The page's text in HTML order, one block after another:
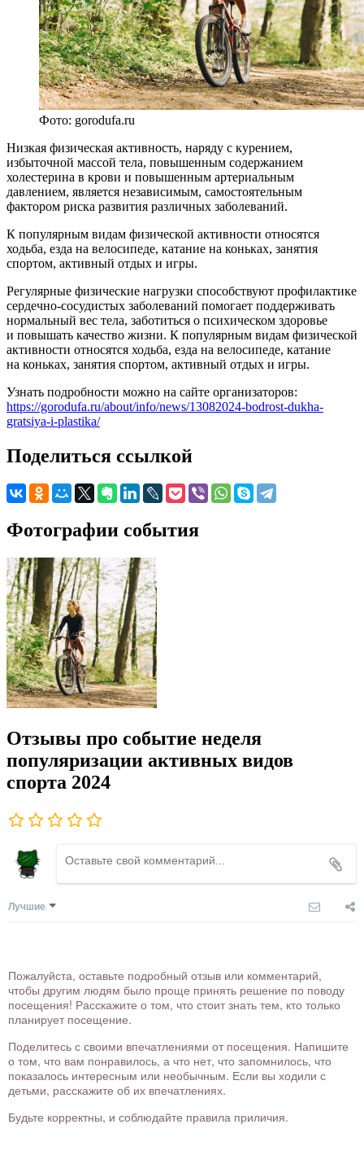
Фото: gorodufa.ru
Низкая физическая активность, наряду с курением,
избыточной массой тела, повышенным содержанием
холестерина в крови и повышенным артериальным
давлением, является независимым, самостоятельным
фактором риска развития различных заболеваний.
К популярным видам физической активности относятся
ходьба, езда на велосипеде, катание на коньках, занятия
спортом, активный отдых и игры.
Регулярные физические нагрузки способствуют профилактике
сердечно-сосудистых заболеваний помогает поддерживать
нормальный вес тела, заботиться о психическом здоровье
и повышать качество жизни. К популярным видам физической
активности относятся ходьба, езда на велосипеде, катание
на коньках, занятия спортом, активный отдых и игры.
Узнать подробности можно на сайте организаторов:
https://gorodufa.ru/about/info/news/13082024-bodrost-dukha-
gratsiya-i-plastika/
Поделиться ссылкой
Фотографии события
Отзывы про событие неделя
популяризации активных видов
спорта 2024
Лучшие
Пожалуйста, оставьте подробный отзыв или комментарий,
чтобы другим людям было проще принять решение по поводу
посещения! Расскажите о том, что стоит знать тем, кто только
планирует посещение.
Поделитесь с своими впечатлениями от посещения. Напишите
о том, что вам понравилось, а что нет, что запомнилось, что
показалось интересным или необычным. Если вы ходили с
детьми, расскажите об их впечатлениях.
Будьте корректны, и соблюдайте правила приличия.